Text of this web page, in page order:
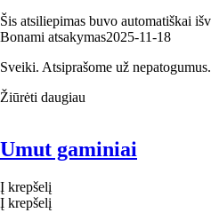
Šis atsiliepimas buvo automatiškai
Bonami atsakymas2025‑11‑18
Sveiki. Atsiprašome už
Žiūrėti daugiau
Umut gaminiai
Į krepšelį
Į krepšelį